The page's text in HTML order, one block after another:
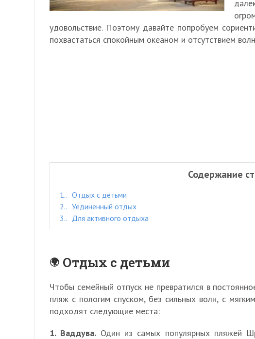
удовольствие. Поэтому давайте попробуем
похвастаться спокойным океаном и отсутствием
Содержание
1.
Отдых с детьми
2.
Уединенный отдых
3.
Для активного отдыха
Отдых с детьми
Чтобы семейный отпуск не превратился в
пляж с пологим спуском, без сильных волн, с
подходят следующие места:
1. Ваддува. Один из самых популярных пляжей